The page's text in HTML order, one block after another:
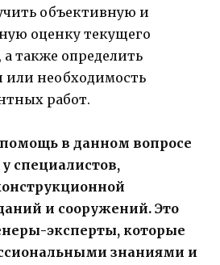
объективную и
оценку текущего
также определить
необходимость
работ.
в данном вопросе
специалистов,
и сооружений. Это
эксперты, которые
знаниями и